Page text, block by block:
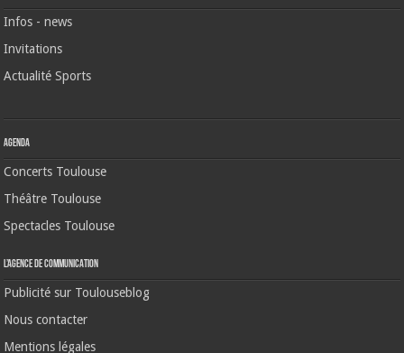
Infos - news
Invitations
Actualité Sports
Agenda
Concerts Toulouse
Théâtre Toulouse
Spectacles Toulouse
L’agence de communication
Publicité sur Toulouseblog
Nous contacter
Mentions légales